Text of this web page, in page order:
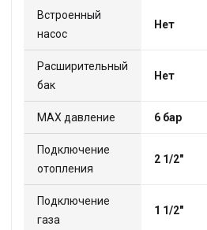
Встроенный
насос
Нет
Расширительный
бак
Нет
МАХ давление 6 бар
Подключение
отопления
2 1/2"
Подключение
газа
1 1/2"